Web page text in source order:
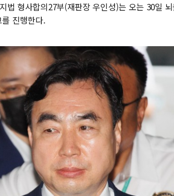
법 형사합의27부(재판장 우인성)는 오는 30일
진행한다.